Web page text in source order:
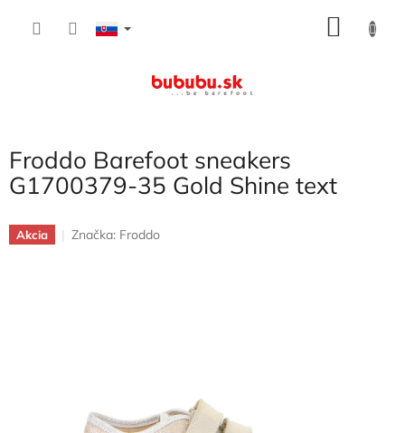
Froddo Barefoot sneakers
G1700379-35 Gold Shine text
Akcia Značka: Froddo